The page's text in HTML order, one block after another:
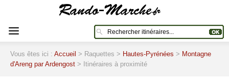
Vous êtes ici : Accueil > Raquettes > Hautes-Pyrénées > Montagne
d'Areng par Ardengost > Itinéraires à proximité